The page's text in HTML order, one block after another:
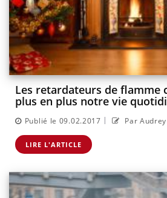
Les retardateurs de flamme
plus en plus notre vie
Publié le 09.02.2017 | Par
LIRE L'ARTICLE